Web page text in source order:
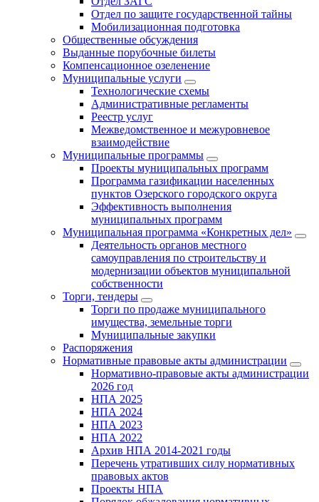
Отдел по защите государственной тайны
Мобилизационная подготовка
Общественные обсуждения
Выданные порубочные билеты
Компенсационное озеленение
Муниципальные услуги
Технологические схемы
Административные регламенты
Реестр услуг
Межведомственное и межуровневое
взаимодействие
Муниципальные программы
Проекты муниципальных программ
Программа газификации населенных
пунктов Озерского городского округа
Эффективность выполнения
муниципальных программ
Муниципальная программа «Конкретных дел»
Деятельность органов местного
самоуправления по строительству и
модернизации объектов муниципальной
собственности
Торги, тендеры
Торги по продаже муниципального
имущества, земельные торги
Муниципальные закупки
Распоряжения
Нормативные правовые акты администрации
Нормативно-правовые акты администрации
2026 год
НПА 2025
НПА 2024
НПА 2023
НПА 2022
Архив НПА 2014-2021 годы
Перечень утративших силу нормативных
правовых актов
Проекты НПА